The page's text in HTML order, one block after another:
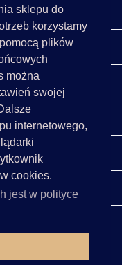
sklepu do
korzystamy
plików
można
swojej
internetowego,
cookies.
jest w polityce